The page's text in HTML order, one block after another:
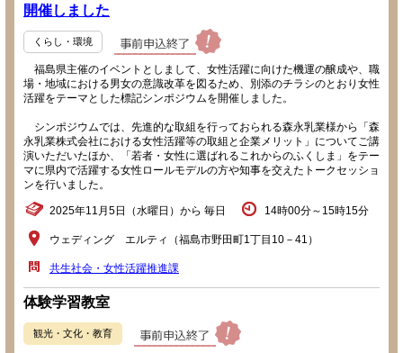
開催しました
くらし・環境
福島県主催のイベントとしまして、女性活躍に向けた機運の醸成や、職
場・地域における男女の意識改革を図るため、別添のチラシのとおり女性
活躍をテーマとした標記シンポジウムを開催しました。
シンポジウムでは、先進的な取組を行っておられる森永乳業様から「森
永乳業株式会社における女性活躍等の取組と企業メリット」についてご講
演いただいたほか、「若者・女性に選ばれるこれからのふくしま」をテー
マに県内で活躍する女性ロールモデルの方や知事を交えたトークセッショ
ンを行いました。
2025年11月5日（水曜日）から 毎日 14時00分～15時15分
ウェディング エルティ（福島市野田町1丁目10－41）
共生社会・女性活躍推進課
体験学習教室
観光・文化・教育